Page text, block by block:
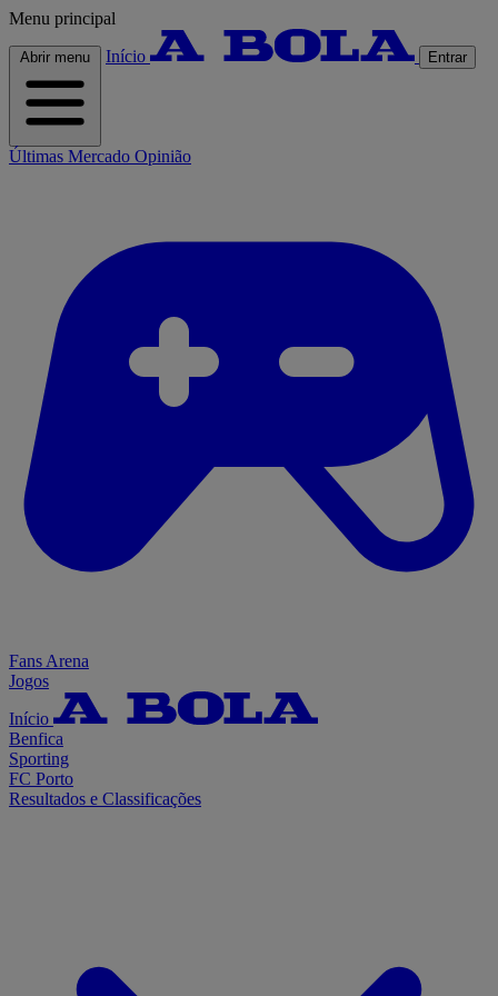
Menu principal
Abrir menu Início Entrar
Últimas Mercado Opinião
Fans Arena
Jogos
Início
Benfica
Sporting
FC Porto
Resultados e Classificações